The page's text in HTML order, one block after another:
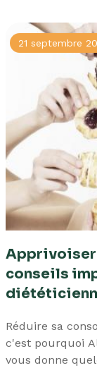
21 septembre
Apprivoiser
conseils
Réduire sa
c'est pourquoi
vous donne